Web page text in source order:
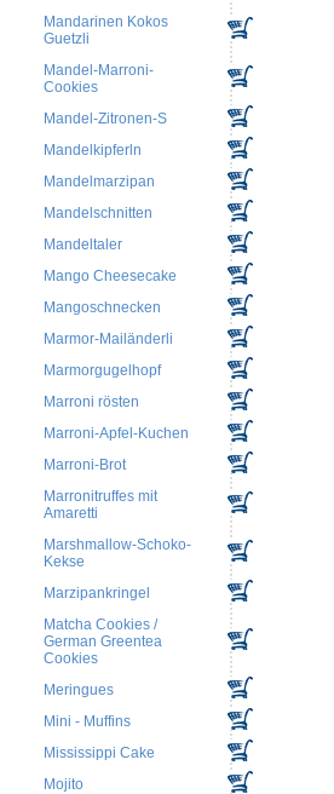
Mandarinen Kokos
Guetzli
Mandel-Marroni-
Cookies
Mandel-Zitronen-S
Mandelkipferln
Mandelmarzipan
Mandelschnitten
Mandeltaler
Mango Cheesecake
Mangoschnecken
Marmor-Mailänderli
Marmorgugelhopf
Marroni rösten
Marroni-Apfel-Kuchen
Marroni-Brot
Marronitruffes mit
Amaretti
Marshmallow-Schoko-
Kekse
Marzipankringel
Matcha Cookies /
German Greentea
Cookies
Meringues
Mini - Muffins
Mississippi Cake
Mojito